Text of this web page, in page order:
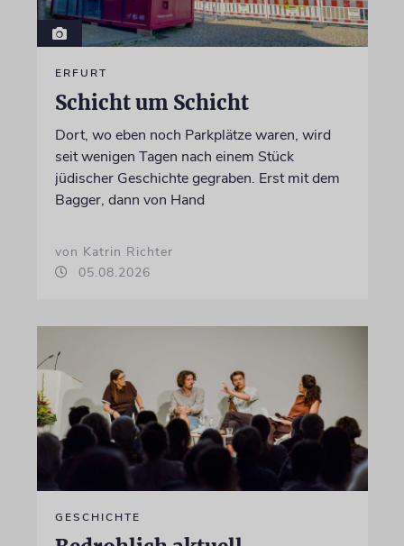
ERFURT
Schicht um Schicht
Dort, wo eben noch Parkplätze waren, wird
seit wenigen Tagen nach einem Stück
jüdischer Geschichte gegraben. Erst mit dem
Bagger, dann von Hand
von Katrin Richter
05.08.2026
GESCHICHTE